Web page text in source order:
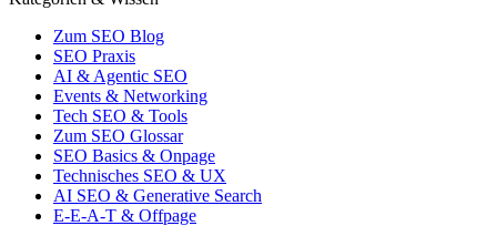
Zum SEO Blog
SEO Praxis
AI & Agentic SEO
Events & Networking
Tech SEO & Tools
Zum SEO Glossar
SEO Basics & Onpage
Technisches SEO & UX
AI SEO & Generative Search
E-E-A-T & Offpage